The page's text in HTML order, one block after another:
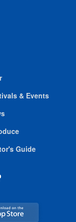
& Events
Guide